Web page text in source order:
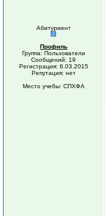
Абитуриент
Профиль
Группа: Пользователи
Сообщений: 19
Регистрация: 6.03.2015
Репутация: нет
Место учебы: СПХФА